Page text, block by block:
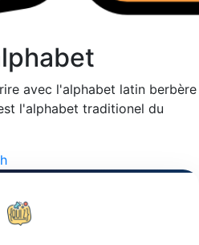
avec l'alphabet latin berbère
l'alphabet traditionel du